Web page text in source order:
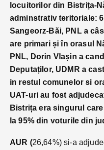
locuitorilor din Bistrița-
adminstrativ teritoriale:
Sangeorz-Băi, PNL a
are primari și în orasul
PNL, Dorin Vlașin a
Deputaților, UDMR a
in restul comunelor si
UAT-uri au fost
Bistrița era singurul
la 95% din voturile din
AUR (26,64%) si-a